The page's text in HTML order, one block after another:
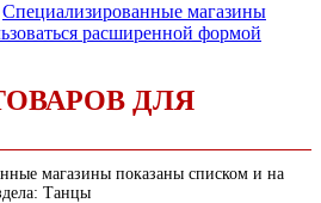
Специализированные магазины
расширенной формой
ДЛЯ
магазины показаны списком и на
Танцы